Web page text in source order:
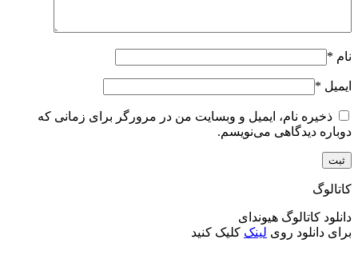
نام *
ایمیل *
ذخیره نام، ایمیل و وبسایت من در مرورگر برای زمانی که
دوباره دیدگاهی می‌نویسم.
کاتالوگ
دانلود کاتالوگ هیوندای
برای دانلود روی لینک کلیک کنید